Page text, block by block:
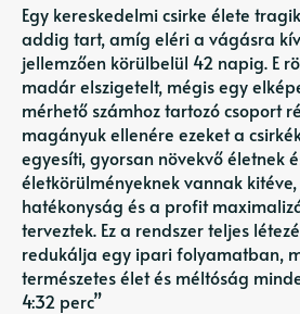
Egy kereskedelmi csirke élete
addig tart, amíg eléri a vágásra
jellemzően körülbelül 42 napig. E
madár elszigetelt, mégis egy
mérhető számhoz tartozó csoport
magányuk ellenére ezeket a
egyesíti, gyorsan növekvő életnek
életkörülményeknek vannak
hatékonyság és a profit
terveztek. Ez a rendszer teljes
redukálja egy ipari folyamatban,
természetes élet és méltóság
4:32 perc”